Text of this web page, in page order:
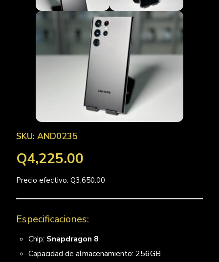
SKU: AND0235
Q4,225.00
Precio efectivo: Q3,650.00
Especificaciones:
Chip: Snapdragon 8
Capacidad de almacenamiento: 256GB